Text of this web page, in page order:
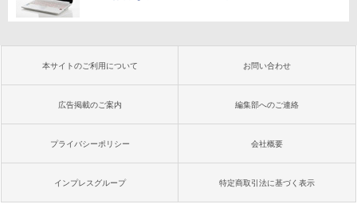
本サイトのご利用について お問い合わせ
広告掲載のご案内 編集部へのご連絡
プライバシーポリシー 会社概要
インプレスグループ 特定商取引法に基づく表示